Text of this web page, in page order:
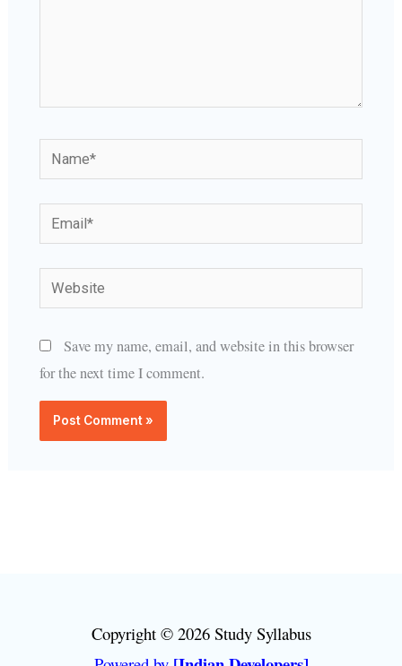
Name*
Email*
Website
Save my name, email, and website in this browser
for the next time I comment.
Copyright © 2026 Study Syllabus